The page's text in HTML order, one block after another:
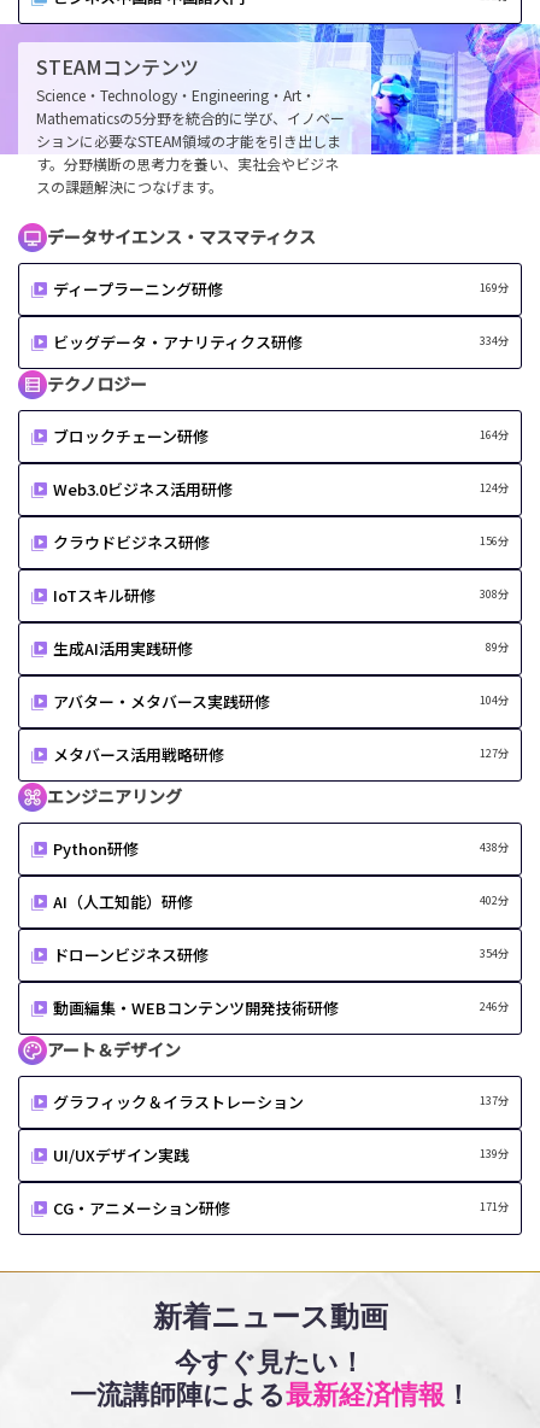
STEAMコンテンツ
Science・Technology・Engineering・Art・
Mathematicsの5分野を統合的に学び、イノベー
ションに必要なSTEAM領域の才能を引き出しま
す。分野横断の思考力を養い、実社会やビジネ
スの課題解決につなげます。
データサイエンス・ マスマティクス
ディープラーニング研修 169分
ビッグデータ・アナリティクス研修 334分
テクノロジー
ブロックチェーン研修 164分
Web3.0ビジネス活用研修 124分
クラウドビジネス研修 156分
IoTスキル研修 308分
生成AI活用実践研修 89分
アバター・メタバース実践研修 104分
メタバース活用戦略研修 127分
エンジニアリング
Python研修 438分
AI（人工知能）研修 402分
ドローンビジネス研修 354分
動画編集・WEBコンテンツ開発技術研修 246分
アート＆デザイン
グラフィック＆イラストレーション 137分
UI/UXデザイン実践 139分
CG・アニメーション研修 171分
新着ニュース動画
今すぐ見たい！
一流講師陣による最新経済情報 ！